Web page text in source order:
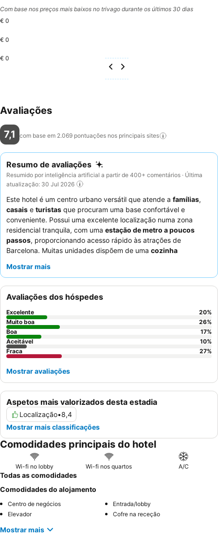
Com base nos preços mais baixos no trivago durante os últimos 30 dias
€ 0
€ 0
€ 0
Avaliações
7,1 com base em 2.069 pontuações nos principais sites
Resumo de avaliações
Resumido por inteligência artificial a partir de 400+ comentários · Última
atualização: 30 Jul 2026
Este hotel é um centro urbano versátil que atende a famílias,
casais e turistas que procuram uma base confortável e
conveniente. Possui uma excelente localização numa zona
residencial tranquila, com uma estação de metro a poucos
passos, proporcionando acesso rápido às atrações de
Barcelona. Muitas unidades dispõem de uma cozinha
preparar as suas próprias refeições. Os hóspedes elogiam
prestabilidade excecionais, com uma
garantir apoio contínuo. Para uma estadia mais tranquila,
considere solicitar um quarto virado para o jardim para
minimizar o ruído potencial dos quartos vizinhos ou da rua.
Mostrar mais
Aspetos mais valorizados desta estadia
Localização•8,4
Mostrar mais classificações
Avaliações dos hóspedes
Excelente 20%
Muito boa
26%
Boa
17%
Aceitável
10%
Fraca
27%
Mostrar avaliações
Comodidades principais do hotel
Wi-fi no lobby Wi-fi nos quartos A/C
Todas as comodidades
Comodidades do alojamento
Centro de negócios
Entrada/lobby
Elevador
Cofre na receção
Mostrar mais